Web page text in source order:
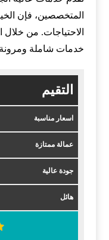
المتخصصين، فإن
الاحتياجات. من خلال
خدمات شاملة
التقيم
اسعار مناسبة
عمالة ممتازة
جودة عالية
هائل